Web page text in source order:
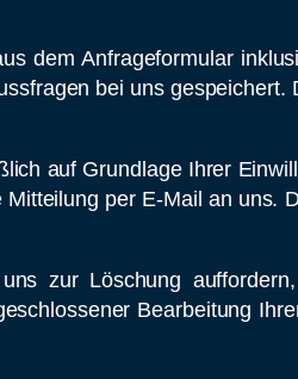
dem Anfrageformular
bei uns gespeichert.
auf Grundlage Ihrer
per E-Mail an uns.
zur Löschung
Bearbeitung